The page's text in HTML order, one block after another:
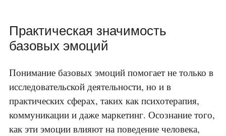
Практическая значимость
базовых эмоций
Понимание базовых эмоций помогает не только в
исследовательской деятельности, но и в
практических сферах, таких как психотерапия,
коммуникации и даже маркетинг. Осознание того,
как эти эмоции влияют на поведение человека,